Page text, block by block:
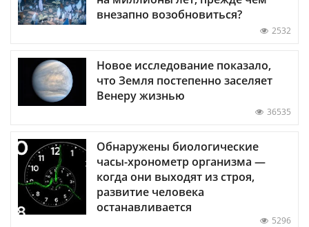
внезапно возобновиться?
2532
Новое исследование показало,
что Земля постепенно заселяет
Венеру жизнью
36535
Обнаружены биологические
часы-хронометр организма —
когда они выходят из строя,
развитие человека
останавливается
5296